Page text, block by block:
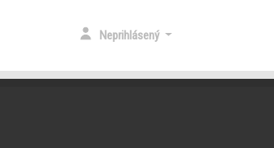
Neprihlásený